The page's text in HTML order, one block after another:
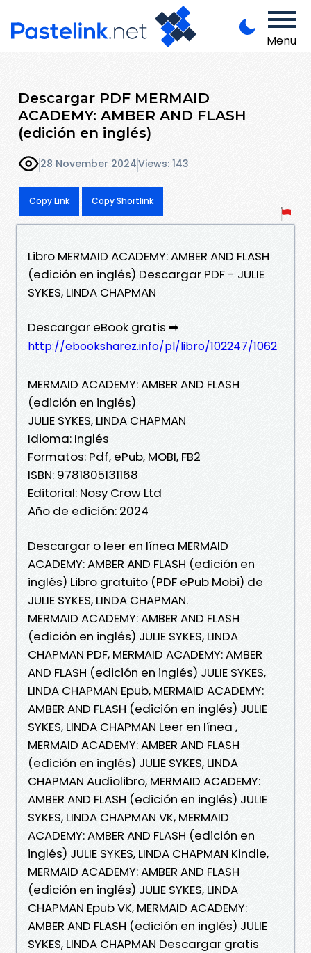
Menu
Descargar PDF MERMAID
ACADEMY: AMBER AND FLASH
(edición en inglés)
28 November 2024Views: 143
Copy Link Copy Shortlink
Libro MERMAID ACADEMY: AMBER AND FLASH
(edición en inglés) Descargar PDF - JULIE
SYKES, LINDA CHAPMAN
Descargar eBook gratis ➡
http://ebooksharez.info/pl/libro/102247/1062
MERMAID ACADEMY: AMBER AND FLASH
(edición en inglés)
JULIE SYKES, LINDA CHAPMAN
Idioma: Inglés
Formatos: Pdf, ePub, MOBI, FB2
ISBN: 9781805131168
Editorial: Nosy Crow Ltd
Año de edición: 2024
Descargar o leer en línea MERMAID
ACADEMY: AMBER AND FLASH (edición en
inglés) Libro gratuito (PDF ePub Mobi) de
JULIE SYKES, LINDA CHAPMAN.
MERMAID ACADEMY: AMBER AND FLASH
(edición en inglés) JULIE SYKES, LINDA
CHAPMAN PDF, MERMAID ACADEMY: AMBER
AND FLASH (edición en inglés) JULIE SYKES,
LINDA CHAPMAN Epub, MERMAID ACADEMY:
AMBER AND FLASH (edición en inglés) JULIE
SYKES, LINDA CHAPMAN Leer en línea ,
MERMAID ACADEMY: AMBER AND FLASH
(edición en inglés) JULIE SYKES, LINDA
CHAPMAN Audiolibro, MERMAID ACADEMY:
AMBER AND FLASH (edición en inglés) JULIE
SYKES, LINDA CHAPMAN VK, MERMAID
ACADEMY: AMBER AND FLASH (edición en
inglés) JULIE SYKES, LINDA CHAPMAN Kindle,
MERMAID ACADEMY: AMBER AND FLASH
(edición en inglés) JULIE SYKES, LINDA
CHAPMAN Epub VK, MERMAID ACADEMY:
AMBER AND FLASH (edición en inglés) JULIE
SYKES, LINDA CHAPMAN Descargar gratis